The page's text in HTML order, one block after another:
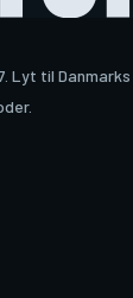
Lyt til